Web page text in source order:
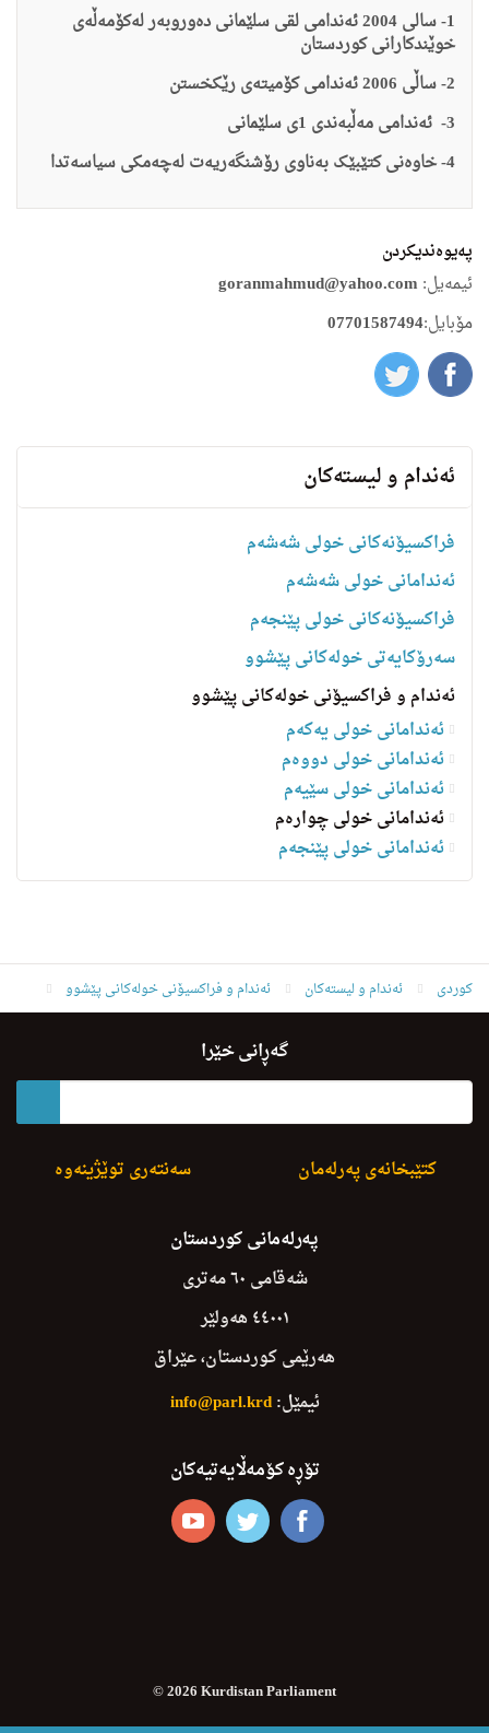
1- سالى 2004 ئەندامى لقى سلێمانى دەوروبەر لەکۆمەڵەى
خوێندکارانى کوردستان
2- ساڵى 2006 ئەندامى کۆمیتەى رێکخستن
3- ئەندامى مەڵبەندى 1ى سلێمانى
4- خاوەنى کتێبێک بەناوى رۆشنگەریەت لەچەمکى سیاسەتدا
په‌یوه‌ندیكردن
ئیمه‌یل: goranmahmud@yahoo.com
مۆبایل:07701587494
ئه‌ندام و لیسته‌كان
فراکسیۆنەکانی خولی شەشەم
ئەندامانی خولی شەشەم
فراکسیۆنەکانی خولی پێنجەم
سه‌رۆكایه‌تی خولەکانی پێشوو
ئەندام و فراکسیۆنی خولەکانی پێشوو
ئەندامانی خولی یەکەم
ئەندامانی خولی دووەم
ئەندامانی خولی سێیەم
ئەندامانی خولی چوارەم
ئه‌ندامانی خولی پێنجەم
کوردی ئه‌ندام و لیسته‌كان ئەندام و فراکسیۆنی خولەکانی پێشوو
گۆران محمود اسماعیل
گەڕانی خێرا
سەنتەری توێژینەوە کتێبخانەی پەرلەمان
پەرلەمانی کوردستان
شەقامی ٦٠ مەتری
٤٤٠٠١ هەولێر
هەرێمی کوردستان، عێراق
ئیمێل:info@parl.krd
تۆڕە کۆمەڵایەتیەکان
© 2026 Kurdistan Parliament